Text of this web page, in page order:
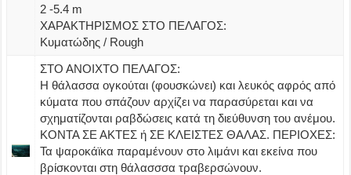
2 -5.4 m
ΧΑΡΑΚΤΗΡΙΣΜΟΣ ΣΤΟ ΠΕΛΑΓΟΣ:
Κυματώδης / Rough
ΣΤΟ ΑΝΟΙΧΤΟ ΠΕΛΑΓΟΣ:
Η θάλασσα ογκούται (φουσκώνει) και λευκός αφρός από
κύματα που σπάζουν αρχίζει να παρασύρεται και να
σχηματίζονται ραβδώσεις κατά τη διεύθυνση του ανέμου.
ΚΟΝΤΑ ΣΕ ΑΚΤΕΣ ή ΣΕ ΚΛΕΙΣΤΕΣ ΘΑΛΑΣ. ΠΕΡΙΟΧΕΣ:
Τα ψαροκάϊκα παραμένουν στο λιμάνι και εκείνα που
βρίσκονται στη θάλασσσα τραβερσώνουν.